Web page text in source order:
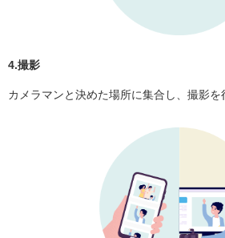
4.撮影
カメラマンと決めた場所に集合し、撮影を